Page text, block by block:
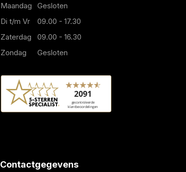
Maandag
Gesloten
Di t/m Vr
09.00 - 17.30
Zaterdag
09.00 - 16.30
Zondag
Gesloten
Contactgegevens